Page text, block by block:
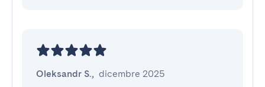
Oleksandr S., dicembre 2025